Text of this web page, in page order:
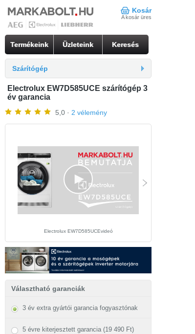
Kosár
A kosár üres
Termékeink Üzleteink Keresés
Szárítógép
Electrolux EW7D585UCE szárítógép 3
év garancia
5,0 · 2 vélemény
Electrolux EW7D585UCEvideó
Választható garanciák
3 év extra gyártói garancia fogyasztónak
5 évre kiterjesztett garancia (19 490 Ft)